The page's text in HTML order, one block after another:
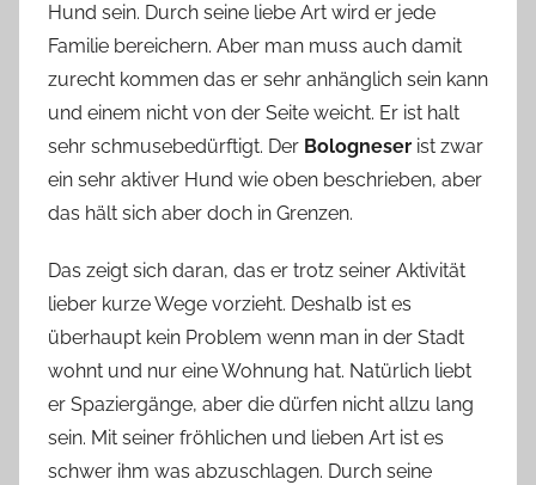
Hund sein. Durch seine liebe Art wird er jede
Familie bereichern. Aber man muss auch damit
zurecht kommen das er sehr anhänglich sein kann
und einem nicht von der Seite weicht. Er ist halt
sehr schmusebedürftigt. Der Bologneser ist zwar
ein sehr aktiver Hund wie oben beschrieben, aber
das hält sich aber doch in Grenzen.
Das zeigt sich daran, das er trotz seiner Aktivität
lieber kurze Wege vorzieht. Deshalb ist es
überhaupt kein Problem wenn man in der Stadt
wohnt und nur eine Wohnung hat. Natürlich liebt
er Spaziergänge, aber die dürfen nicht allzu lang
sein. Mit seiner fröhlichen und lieben Art ist es
schwer ihm was abzuschlagen. Durch seine